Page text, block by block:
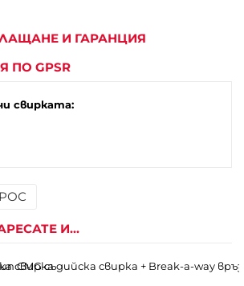
И ГАРАНЦИЯ
GPSR
свирката:
И...